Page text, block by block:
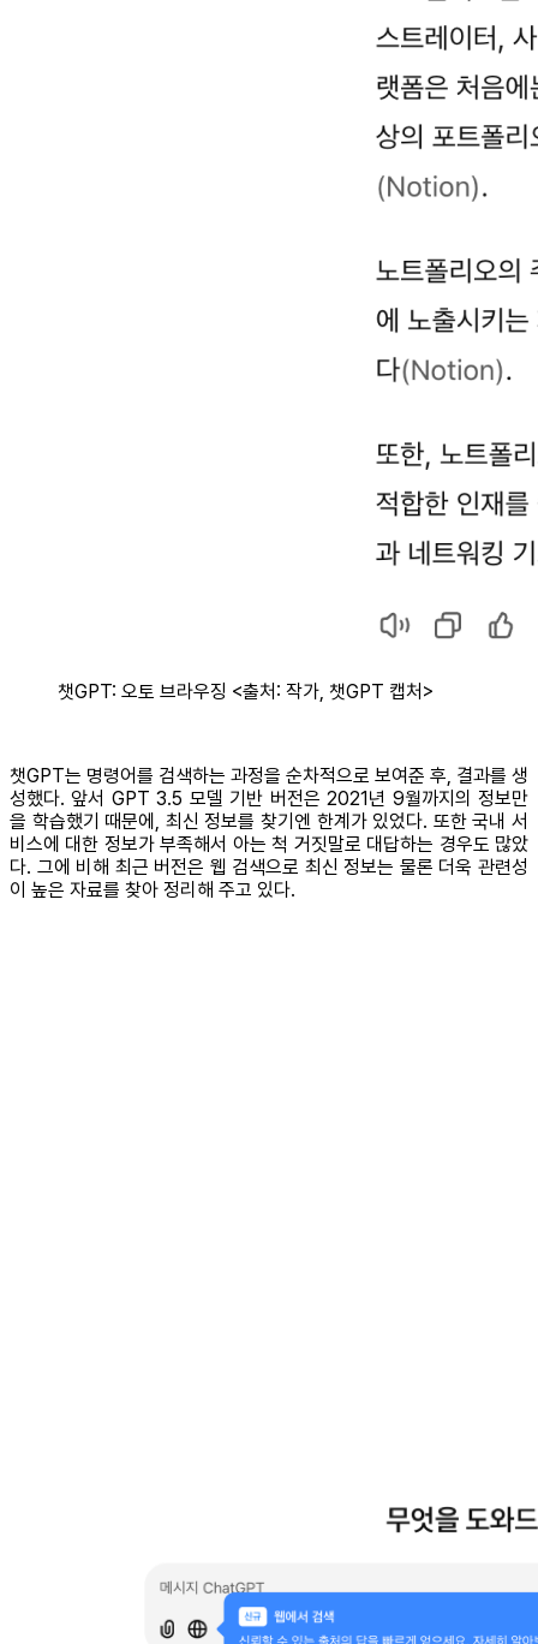
챗GPT: 오토 브라우징 <출처: 작가, 챗GPT 캡처>
챗GPT는 명령어를 검색하는 과정을 순차적으로 보여준 후, 결과를 생
성했다. 앞서 GPT 3.5 모델 기반 버전은 2021년 9월까지의 정보만
을 학습했기 때문에, 최신 정보를 찾기엔 한계가 있었다. 또한 국내 서
비스에 대한 정보가 부족해서 아는 척 거짓말로 대답하는 경우도 많았
다. 그에 비해 최근 버전은 웹 검색으로 최신 정보는 물론 더욱 관련성
이 높은 자료를 찾아 정리해 주고 있다.